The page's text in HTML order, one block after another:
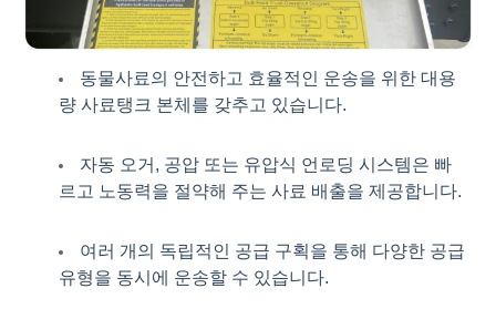
동물사료의 안전하고 효율적인 운송을 위한 대용
량 사료탱크 본체를 갖추고 있습니다.
자동 오거, 공압 또는 유압식 언로딩 시스템은 빠
르고 노동력을 절약해 주는 사료 배출을 제공합니다.
여러 개의 독립적인 공급 구획을 통해 다양한 공급
유형을 동시에 운송할 수 있습니다.